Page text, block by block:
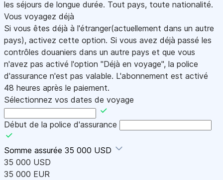
les séjours de longue durée. Tout pays, toute nationalité.
Vous voyagez déjà
Si vous êtes déjà à l'étranger(actuellement dans un autre
pays), activez cette option. Si vous avez déjà passé les
contrôles douaniers dans un autre pays et que vous
n'avez pas activé l'option "Déjà en voyage", la police
d'assurance n'est pas valable. L'abonnement est activé
48 heures après le paiement.
Sélectionnez vos dates de voyage
Début de la police d'assurance
Somme assurée 35 000 USD
35 000 USD
35 000 EUR